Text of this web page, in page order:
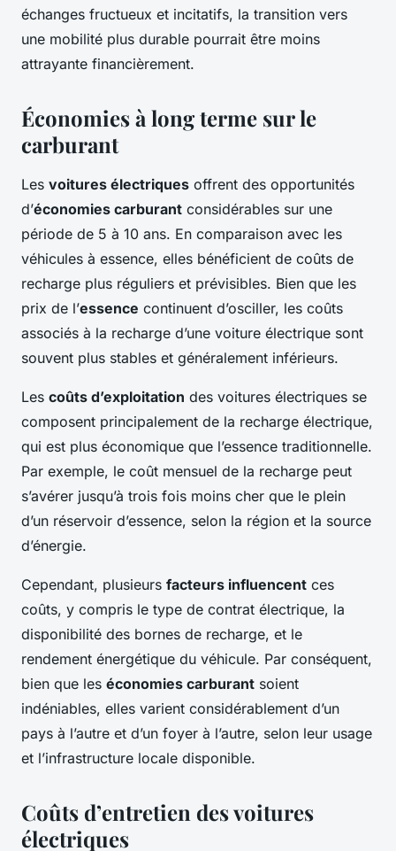
échanges fructueux et incitatifs, la transition vers
une mobilité plus durable pourrait être moins
attrayante financièrement.
Économies à long terme sur le
carburant
Les voitures électriques offrent des opportunités
d’économies carburant considérables sur une
période de 5 à 10 ans. En comparaison avec les
véhicules à essence, elles bénéficient de coûts de
recharge plus réguliers et prévisibles. Bien que les
prix de l’essence continuent d’osciller, les coûts
associés à la recharge d’une voiture électrique sont
souvent plus stables et généralement inférieurs.
Les coûts d’exploitation des voitures électriques se
composent principalement de la recharge électrique,
qui est plus économique que l’essence traditionnelle.
Par exemple, le coût mensuel de la recharge peut
s’avérer jusqu’à trois fois moins cher que le plein
d’un réservoir d’essence, selon la région et la source
d’énergie.
Cependant, plusieurs facteurs influencent ces
coûts, y compris le type de contrat électrique, la
disponibilité des bornes de recharge, et le
rendement énergétique du véhicule. Par conséquent,
bien que les économies carburant soient
indéniables, elles varient considérablement d’un
pays à l’autre et d’un foyer à l’autre, selon leur usage
et l’infrastructure locale disponible.
Coûts d’entretien des voitures
électriques